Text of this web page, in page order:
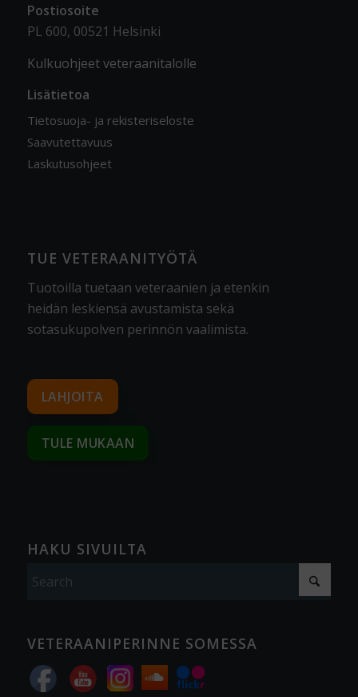
Postiosoite
PL 600, 00521 Helsinki
Kulkuohjeet veteraanitalolle
Lisätietoa
Tietosuoja- ja rekisteriseloste
Saavutettavuus
Laskutusohjeet
TUE VETERAANITYÖTÄ
Tuotoilla tuetaan veteraanien ja etenkin
heidän leskiensä avustamista sekä
sotasukupolven perinnön vaalimista.
LAHJOITA
TULE MUKAAN
HAKU SIVUILTA
VETERAANIPERINNE SOMESSA